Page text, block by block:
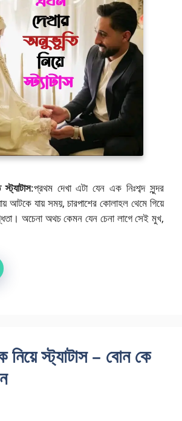
:প্রথম দেখা এটা যেন এক নিঃশব্দ সুন্দর
আটকে যায় সময়, চারপাশের কোলাহল থেমে গিয়ে
অচেনা অথচ কেমন যেন চেনা লাগে সেই মুখ,
স্ট্যাটাস – বোন কে